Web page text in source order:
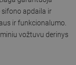
sifono apdaila ir
ir funkcionalumo.
vožtuvu derinys